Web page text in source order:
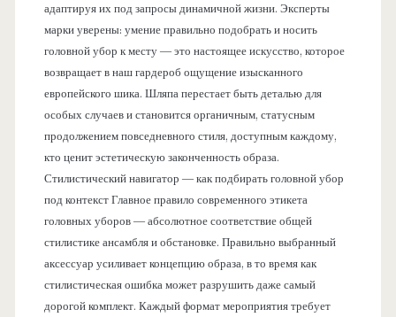
адаптируя их под запросы динамичной жизни. Эксперты
марки уверены: умение правильно подобрать и носить
головной убор к месту — это настоящее искусство, которое
возвращает в наш гардероб ощущение изысканного
европейского шика. Шляпа перестает быть деталью для
особых случаев и становится органичным, статусным
продолжением повседневного стиля, доступным каждому,
кто ценит эстетическую законченность образа.
Стилистический навигатор — как подбирать головной убор
под контекст Главное правило современного этикета
головных уборов — абсолютное соответствие общей
стилистике ансамбля и обстановке. Правильно выбранный
аксессуар усиливает концепцию образа, в то время как
стилистическая ошибка может разрушить даже самый
дорогой комплект. Каждый формат мероприятия требует